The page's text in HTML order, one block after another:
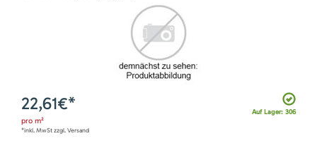
Auf Lager: 306
22,61€*
pro m²
*inkl. MwSt zzgl. Versand